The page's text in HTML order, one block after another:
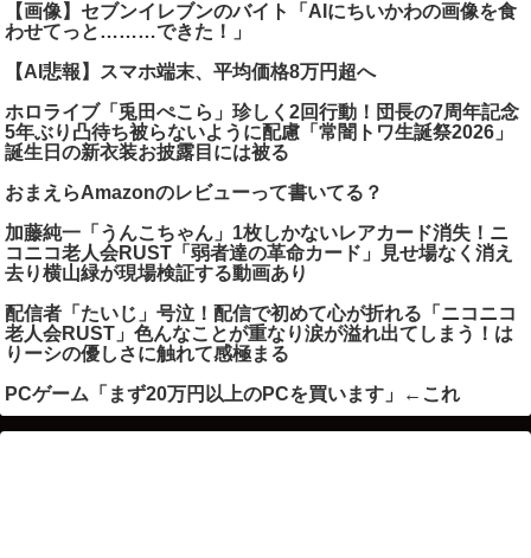
【画像】セブンイレブンのバイト「AIにちいかわの画像を食
わせてっと………できた！」
【AI悲報】スマホ端末、平均価格8万円超へ
ホロライブ「兎田ぺこら」珍しく2回行動！団長の7周年記念
5年ぶり凸待ち被らないように配慮「常闇トワ生誕祭2026」
誕生日の新衣装お披露目には被る
おまえらAmazonのレビューって書いてる？
加藤純一「うんこちゃん」1枚しかないレアカード消失！ニ
コニコ老人会RUST「弱者達の革命カード」見せ場なく消え
去り横山緑が現場検証する動画あり
配信者「たいじ」号泣！配信で初めて心が折れる「ニコニコ
老人会RUST」色んなことが重なり涙が溢れ出てしまう！は
りーシの優しさに触れて感極まる
PCゲーム「まず20万円以上のPCを買います」←これ